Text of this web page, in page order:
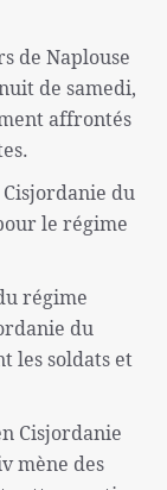
de Naplouse
de samedi,
affrontés
du
le régime
régime
du
les soldats et
Cisjordanie
mène des